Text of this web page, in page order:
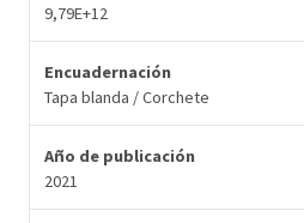
9,79E+12
Encuadernación
Tapa blanda / Corchete
Año de publicación
2021